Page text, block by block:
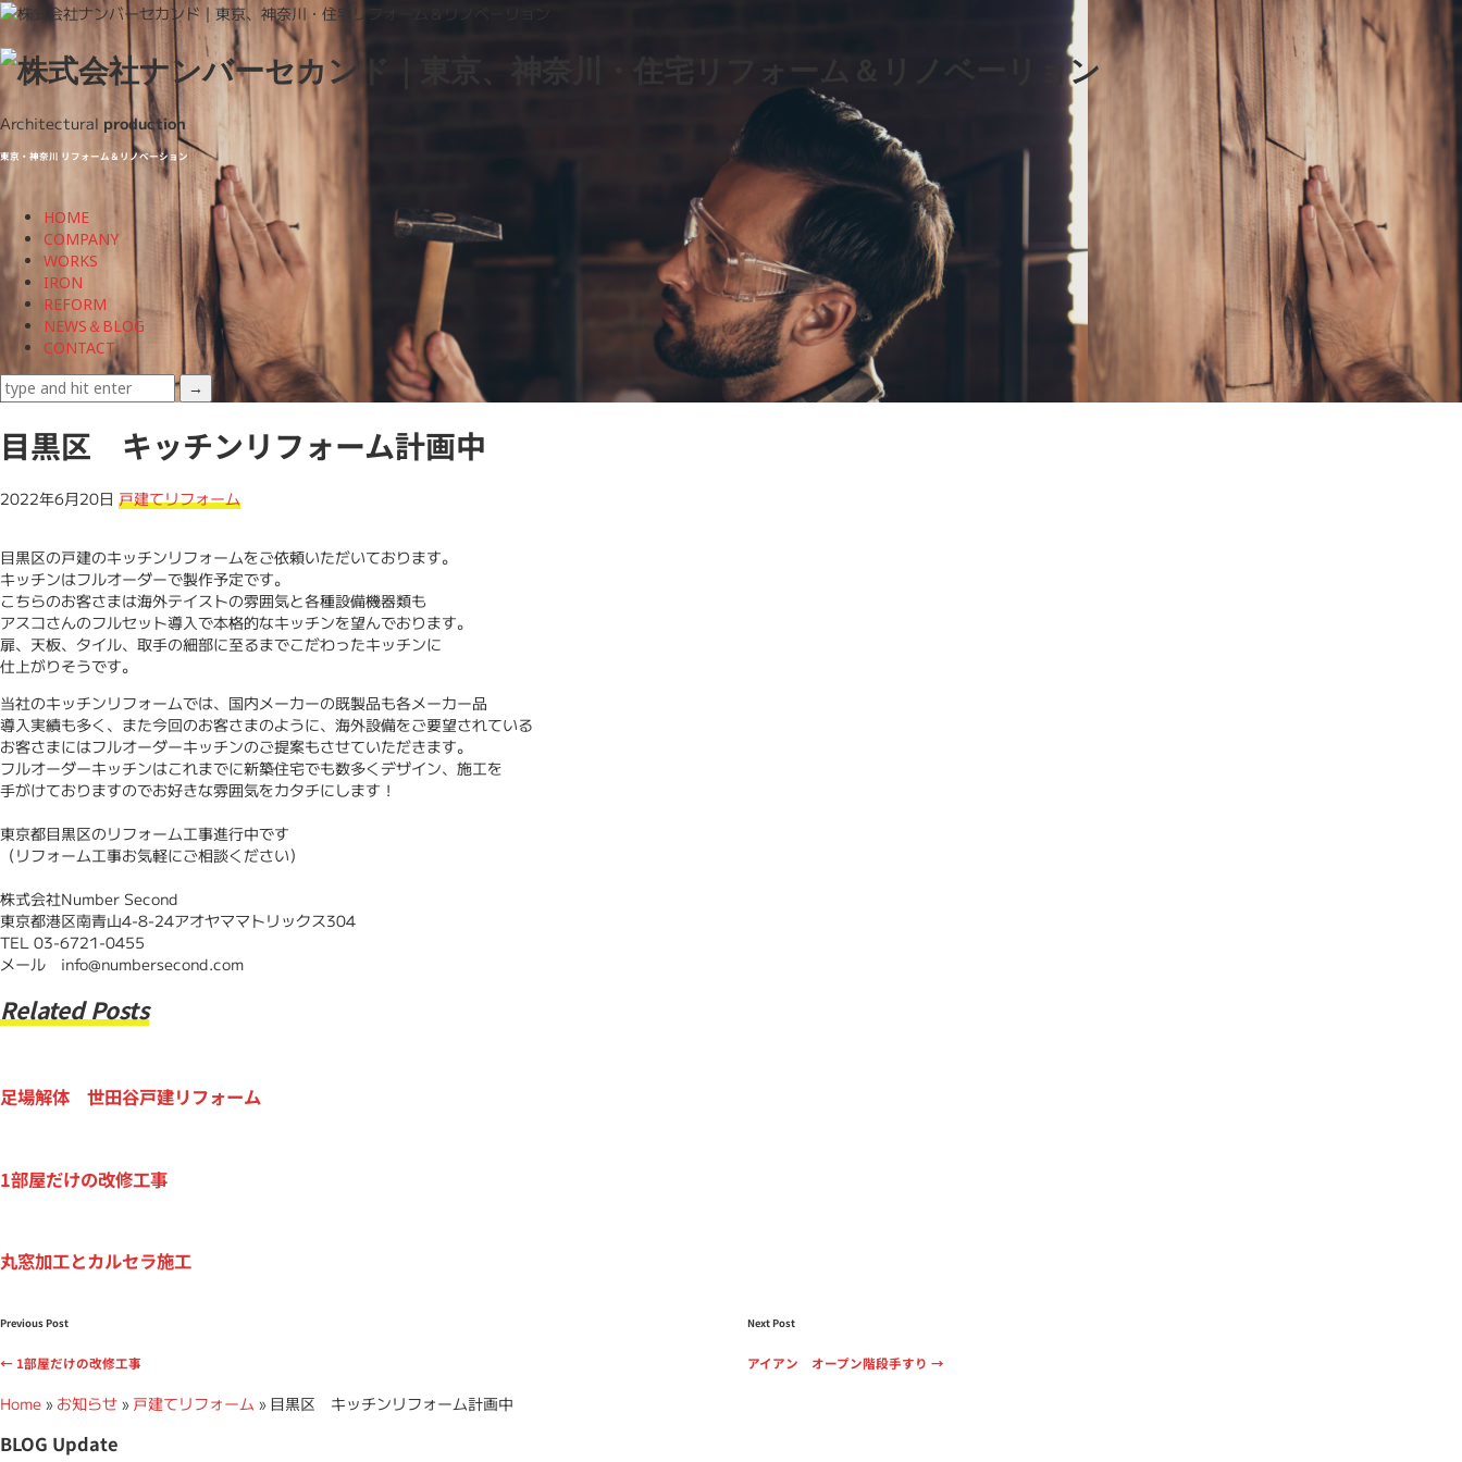
株
式
会
社
ナ
ン
バ
ー
セ
カ
ン
ド
｜
東
京、
神
奈
川・
住
宅
リ
フ
ォ
ム
リ
ベ
ー
リ
ョ
Architectural production
東京・神奈川 リフォーム＆リノベーション
HOME
COMPANY
WORKS
IRON
REFORM
NEWS＆BLOG
CONTACT
目黒区 キッチンリフォーム計画中
2022年6月20日 戸建てリフォーム
目黒区の戸建のキッチンリフォームをご依頼いただいております。
キッチンはフルオーダーで製作予定です。
こちらのお客さまは海外テイストの雰囲気と各種設備機器類も
アスコさんのフルセット導入で本格的なキッチンを望んでおります。
扉、天板、タイル、取手の細部に至るまでこだわったキッチンに
仕上がりそうです。
当社のキッチンリフォームでは、国内メーカーの既製品も各メーカー品
導入実績も多く、また今回のお客さまのように、海外設備をご要望されている
お客さまにはフルオーダーキッチンのご提案もさせていただきます。
フルオーダーキッチンはこれまでに新築住宅でも数多くデザイン、施工を
手がけておりますのでお好きな雰囲気をカタチにします！
東京都目黒区のリフォーム工事進行中です
（リフォーム工事お気軽にご相談ください）
株式会社Number Second
東京都港区南青山4-8-24アオヤママトリックス304
TEL 03-6721-0455
メール info@numbersecond.com
Related Posts
足場解体 世田谷戸建リフォーム
1部屋だけの改修工事
丸窓加工とカルセラ施工
Previous Post
← 1部屋だけの改修工事
Next Post
アイアン オープン階段手すり →
Home » お知らせ » 戸建てリフォーム »目黒区 キッチンリフォーム計画中
BLOG Update